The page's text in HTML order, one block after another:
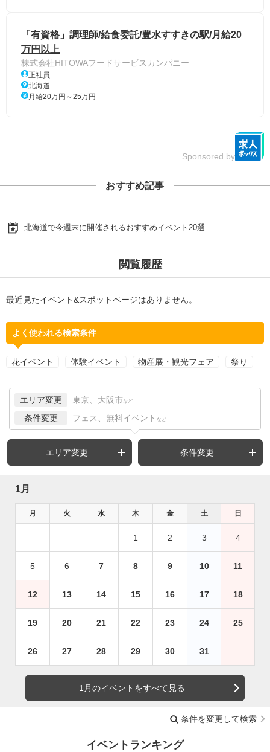
「有資格」調理師/給食委託/豊水すすきの駅/月給20
万円以上
株式会社HITOWAフードサービスカンパニー
正社員
北海道
月給20万円～25万円
Sponsored by
おすすめ記事
北海道で今週末に開催されるおすすめイベント20選
閲覧履歴
最近見たイベント&スポットページはありません。
よく使われる検索条件
花イベント 体験イベント 物産展・観光フェア 祭り
エリア変更 東京、大阪市 など
条件変更 フェス、無料イベント など
エリア変更 条件変更
1月
月 火 水 木 金 土 日
1 2 3 4
5 6 7 8 9 10 11
12 13 14 15 16 17 18
19 20 21 22 23 24 25
26 27 28 29 30 31
1月のイベントをすべて見る
条件を変更して検索
イベントランキング